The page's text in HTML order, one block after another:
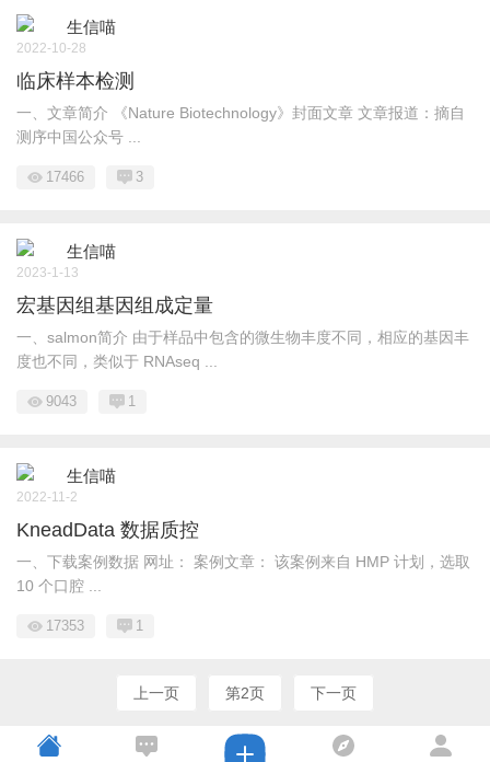
生信喵
2022-10-28
临床样本检测
一、文章简介 《Nature Biotechnology》封面文章 文章报道：摘自
测序中国公众号 ...
17466 3
生信喵
2023-1-13
宏基因组基因组成定量
一、salmon简介 由于样品中包含的微生物丰度不同，相应的基因丰
度也不同，类似于 RNAseq ...
9043 1
生信喵
2022-11-2
KneadData 数据质控
一、下载案例数据 网址： 案例文章： 该案例来自 HMP 计划，选取
10 个口腔 ...
17353 1
上一页 第2页 下一页